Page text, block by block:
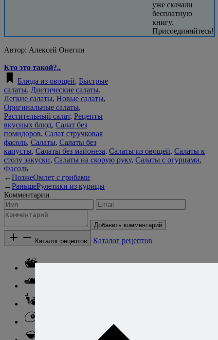
уже скачали
бесплатную
книгу.
Присоединяйтесь!
Автор: Алексей Онегин
Кто это такой?..
Блюда из овощей, Быстрые
салаты, Диетические салаты,
Легкие салаты, Новые салаты,
Оригинальные салаты,
Растительный салат, Рецепты
вкусных блюд, Салат без
помидоров, Салат стручковая
фасоль, Салаты, Салаты без
капусты, Салаты без майонеза, Салаты из овощей, Салаты к
столу закуски, Салаты на скорую руку, Салаты с огурцами,
Фасоль
←ПозжеОмлет с грибами
→РаньшеРулетики из курицы
Комментарии
Добавить комментарий
Каталог рецептов Каталог рецептов